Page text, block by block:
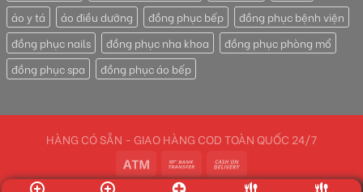
áo y tá
áo điều dưỡng đồng phục bếp
đồng phục bệnh viện
đồng phục nails
đồng phục nha khoa
đồng phục phòng mổ
đồng phục spa
đồng phục áo bếp
HÀNG CÓ SẴN - GIAO HÀNG COD TOÀN QUỐC 24/7